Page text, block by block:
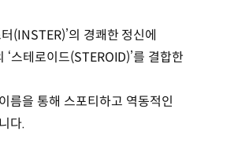
(INSTER)’의 경쾌한 정신에
‘스테로이드(STEROID)’를 결합한
름을 통해 스포티하고 역동적인
다.